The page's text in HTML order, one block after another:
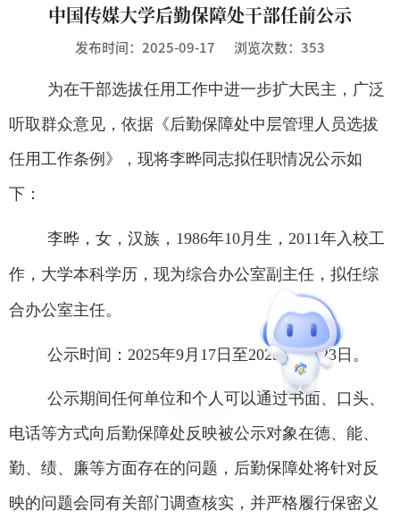
中国传媒大学后勤保障处干部任前公示
发布时间：2025-09-17 浏览次数： 353
为在干部选拔任用工作中进一步扩大民主，广泛
听取群众意见 ，依据《后勤保障处中层管理人员选拔
任用工作条例》，现将李晔同志拟任职情况公示如
下：
李晔，女，汉族， 1986年10月生，2011年入校工
作，大学本科学历，现为综合办公室副主任，拟任综
合办公室主任。
公示时间： 2025年9月17日至2025年9月23日。
公示期间任何单位和个人可以通过书面、口头、
电话等方式向后勤保障处反映被公示对象在德、能、
勤、绩、廉等方面存在的问题，后勤保障处将针对反
映的问题会同有关部门调查核实，并严格履行保密义